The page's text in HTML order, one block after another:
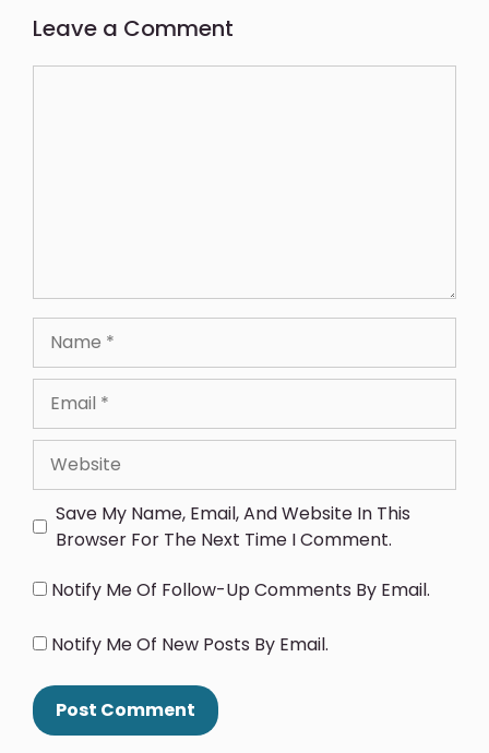
Leave a Comment
Save My Name, Email, And Website In This
Browser For The Next Time I Comment.
Notify Me Of Follow-Up Comments By Email.
Notify Me Of New Posts By Email.